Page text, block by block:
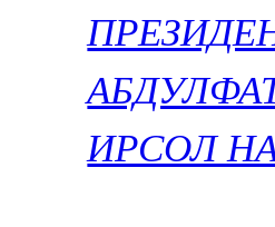
ИРСОЛ